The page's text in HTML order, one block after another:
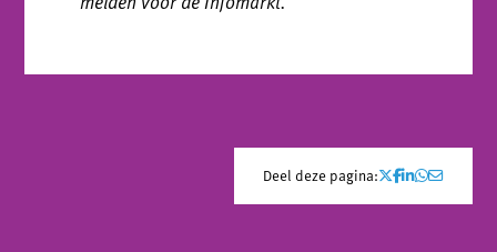
Deel deze pagina: